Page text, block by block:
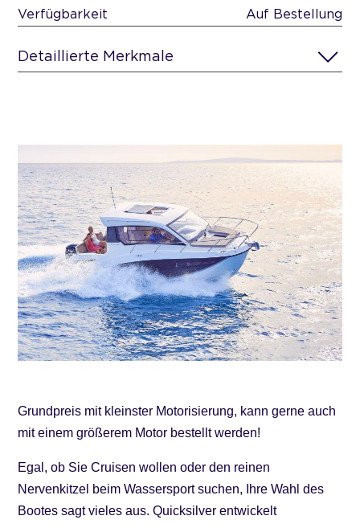
Verfügbarkeit Auf Bestellung
Detaillierte Merkmale
Grundpreis mit kleinster Motorisierung, kann gerne auch
mit einem größerem Motor bestellt werden!
Egal, ob Sie Cruisen wollen oder den reinen
Nervenkitzel beim Wassersport suchen, Ihre Wahl des
Bootes sagt vieles aus. Quicksilver entwickelt